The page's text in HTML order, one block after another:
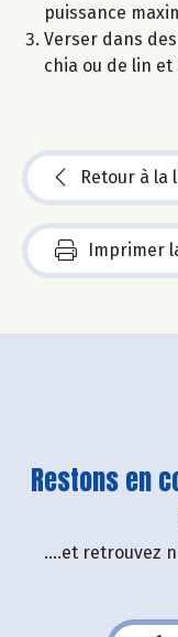
puissance
Verser dans
chia ou de lin
Retour à la
Imprimer
Restons en
....et retrouvez